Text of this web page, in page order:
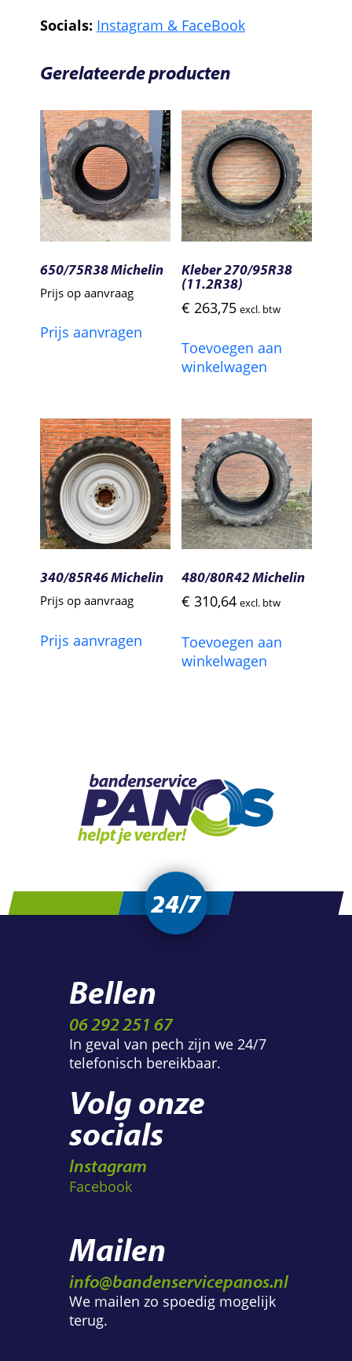
Socials: Instagram & FaceBook
Gerelateerde producten
650/75R38 Michelin
Prijs op aanvraag
Prijs aanvragen
Kleber 270/95R38
(11.2R38)
€ 263,75 excl. btw
Toevoegen aan
winkelwagen
340/85R46 Michelin
Prijs op aanvraag
Prijs aanvragen
480/80R42 Michelin
€ 310,64 excl. btw
Toevoegen aan
winkelwagen
24/7
Bellen
06 292 251 67
In geval van pech zijn we 24/7
telefonisch bereikbaar.
Volg onze
socials
Instagram
Facebook
Mailen
info@bandenservicepanos.nl
We mailen zo spoedig mogelijk
terug.